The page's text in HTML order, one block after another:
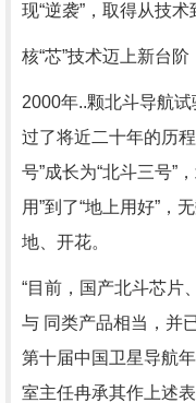
现“逆袭”，取得从技术
核“芯”技术迈上新台阶
2000年..颗北斗导航
过了将近二十年的历
号”成长为“北斗三号”
用”到了“地上用好”，
地、开花。
“目前，国产北斗芯片
与 同类产品相当，并
第十届中国卫星导航
室主任冉承其作上述表